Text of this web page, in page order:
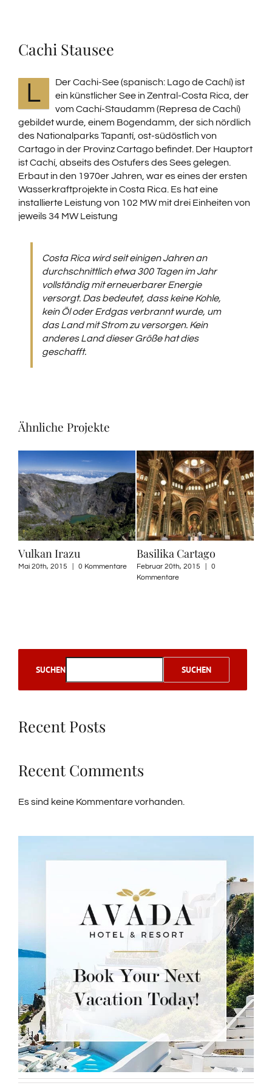
FRANZÖSISCH
Cachi Stausee
L
Der Cachi-See (spanisch: Lago de Cachí) ist
ein künstlicher See in Zentral-Costa Rica, der
vom Cachí-Staudamm (Represa de Cachí)
gebildet wurde, einem Bogendamm, der sich nördlich
des Nationalparks Tapantí, ost-südöstlich von
Cartago in der Provinz Cartago befindet. Der Hauptort
ist Cachí, abseits des Ostufers des Sees gelegen.
Erbaut in den 1970er Jahren, war es eines der ersten
Wasserkraftprojekte in Costa Rica. Es hat eine
installierte Leistung von 102 MW mit drei Einheiten von
jeweils 34 MW Leistung
Costa Rica wird seit einigen Jahren an
durchschnittlich etwa 300 Tagen im Jahr
vollständig mit erneuerbarer Energie
versorgt. Das bedeutet, dass keine Kohle,
kein Öl oder Erdgas verbrannt wurde, um
das Land mit Strom zu versorgen. Kein
anderes Land dieser Größe hat dies
geschafft.
Ähnliche Projekte
Vulkan Irazu
Mai 20th, 2015 0 Kommentare
Basilika Cartago
Februar 20th, 2015
0
Kommentare
SUCHEN SUCHEN
Recent Posts
Recent Comments
Es sind keine Kommentare vorhanden.